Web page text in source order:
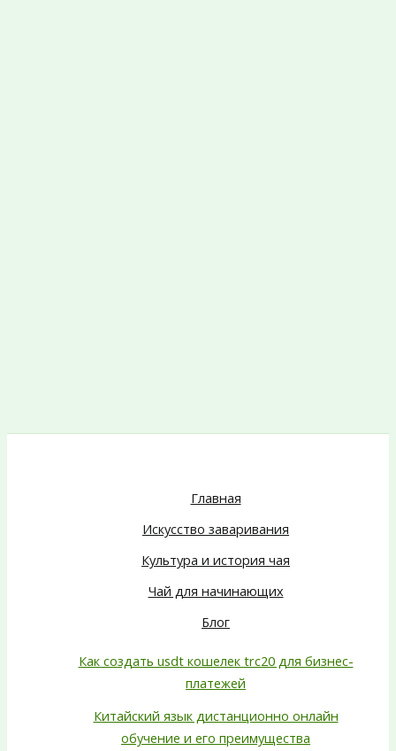
Главная
Искусство заваривания
Культура и история чая
Чай для начинающих
Блог
Как создать usdt кошелек trc20 для бизнес-
платежей
Китайский язык дистанционно онлайн
обучение и его преимущества